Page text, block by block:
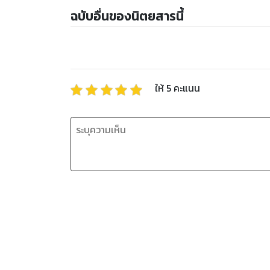
ฉบับอื่นของนิตยสารนี้
ให้ 5 คะแนน